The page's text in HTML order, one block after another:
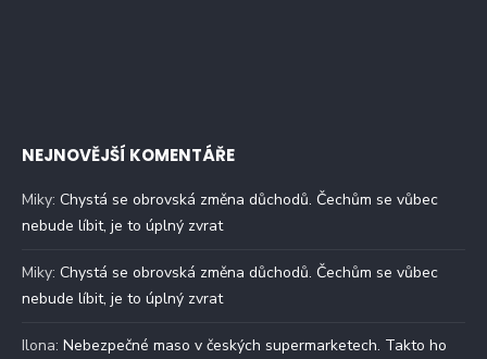
NEJNOVĚJŠÍ KOMENTÁŘE
Miky: Chystá se obrovská změna důchodů. Čechům se vůbec
nebude líbit, je to úplný zvrat
Miky: Chystá se obrovská změna důchodů. Čechům se vůbec
nebude líbit, je to úplný zvrat
Ilona: Nebezpečné maso v českých supermarketech. Takto ho